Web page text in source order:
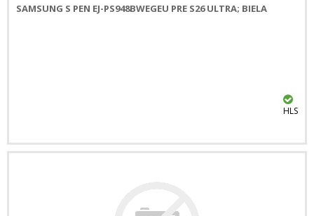
SAMSUNG S PEN EJ-PS948BWEGEU PRE S26 ULTRA; BIELA
HLS